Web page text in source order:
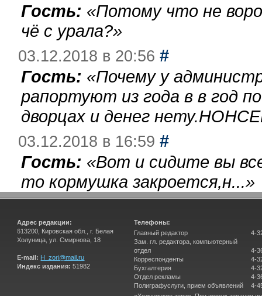
Гость: «Потому что не
чё с урала?»
03.12.2018 в 20:56 #
Гость: «Почему у
рапортуют из года в в год
дворцах и денег
03.12.2018 в 16:59 #
Гость: «Вот и сидите вы
то кормушка закроется,н...»
Адрес редакции:
613200, Кировская обл., г. Белая
Холуница, ул. Смирнова, 18
E-mail: H_zori@mail.ru
Индекс издания: 51982
Телефоны:
Главный редактор
Зам. гл. редактора, компьютерный
отдел
Корреспонденты
Бухгалтерия
Отдел рекламы
Полиграфуслуги, прием объявлений
4-
4-
4-
4-
4-
4-